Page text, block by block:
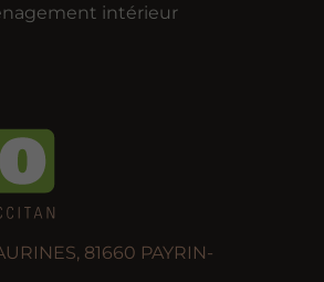
81660 PAYRIN-
intérieur